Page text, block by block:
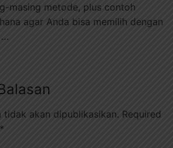
masing metode, plus contoh
agar Anda bisa memilih dengan
…
tidak akan dipublikasikan. Required
*